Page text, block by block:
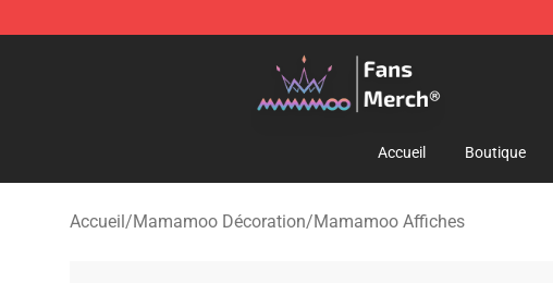
Mamamoo Store - Official Mamamoo Merchandise Shop
Accueil Boutique
Accueil/Mamamoo Décoration/Mamamoo Affiches